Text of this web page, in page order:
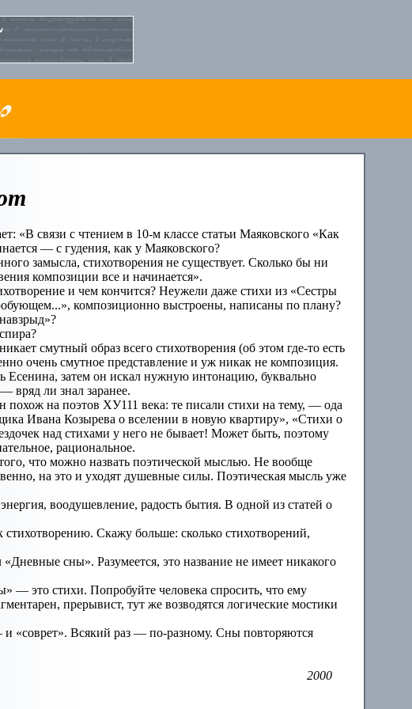
«В связи с чтением в 10-м классе статьи Маяковского «Как
— с гудения, как у Маяковского?
замысла, стихотворения не существует. Сколько бы ни
композиции все и начинается».
и чем кончится? Неужели даже стихи из «Сестры
композиционно выстроены, написаны по плану?
смутный образ всего стихотворения (об этом где-то есть
очень смутное представление и уж никак не композиция.
Есенина, затем он искал нужную интонацию, буквально
вряд ли знал заранее.
на поэтов ХУ111 века: те писали стихи на тему, — ода
Ивана Козырева о вселении в новую квартиру», «Стихи о
над стихами у него не бывает! Может быть, поэтому
рациональное.
что можно назвать поэтической мыслью. Не вообще
на это и уходят душевные силы. Поэтическая мысль уже
воодушевление, радость бытия. В одной из статей о
Скажу больше: сколько стихотворений,
сны». Разумеется, это название не имеет никакого
— это стихи. Попробуйте человека спросить, что ему
прерывист, тут же возводятся логические мостики
и «соврет». Всякий раз — по-разному. Сны повторяются
2000